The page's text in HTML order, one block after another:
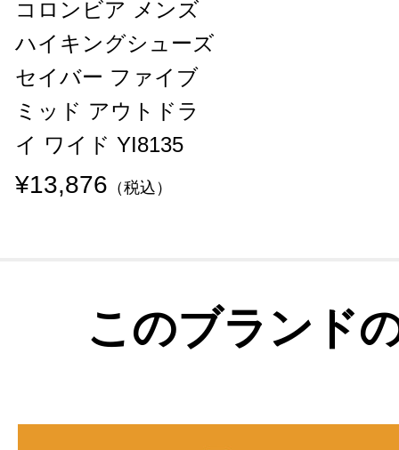
コロンビア メンズ
ハイキングシューズ
セイバー ファイブ
ミッド アウトドラ
イ ワイド YI8135
¥13,876 （税込）
このブランド